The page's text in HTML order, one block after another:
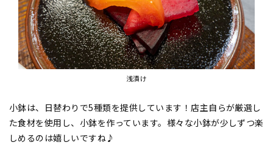
浅漬け
小鉢は、日替わりで5種類を提供しています！店主自らが厳選し
た食材を使用し、小鉢を作っています。様々な小鉢が少しずつ楽
しめるのは嬉しいですね♪